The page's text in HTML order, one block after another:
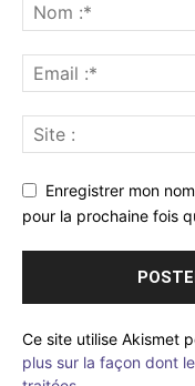
Enregistrer mon
pour la prochaine fois
Ce site utilise Akismet
plus sur la façon dont